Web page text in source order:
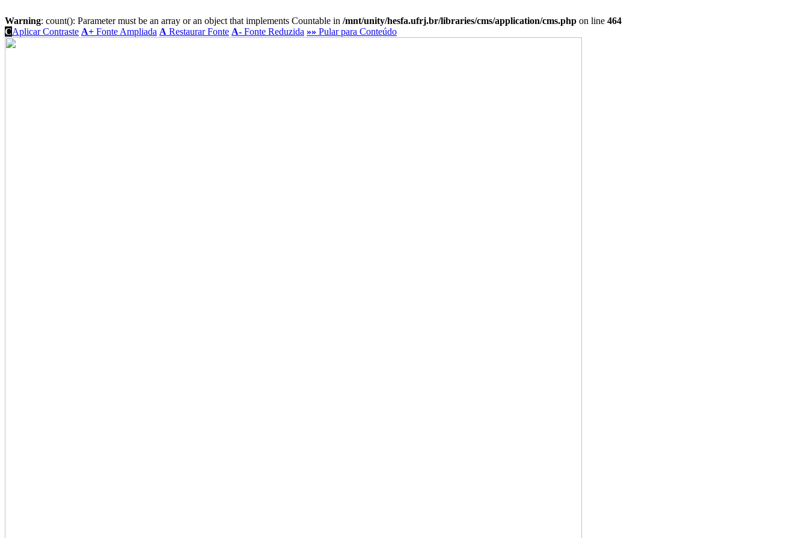
Warning: count(): Parameter must be an array or an object that implements Countable in /mnt/unity/hesfa.ufrj.br/libraries/cms/application/cms.php on line 464
CAplicar Contraste A+ Fonte Ampliada A Restaurar Fonte A- Fonte Reduzida »» Pular para Conteúdo